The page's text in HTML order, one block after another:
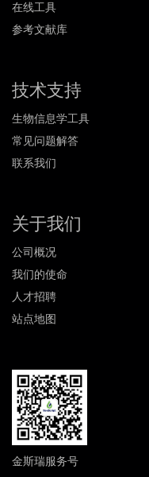
在线工具
参考文献库
技术支持
生物信息学工具
常见问题解答
联系我们
关于我们
公司概况
我们的使命
人才招聘
站点地图
金斯瑞服务号